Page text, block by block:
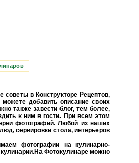
в Конструкторе Рецептов,
добавить описание своих
также завести блог, тем более,
к ним в гости. При всем этом
фотографий. Любой из наших
сервировки стола, интерьеров
фотографии на кулинарно-
Фотокулинаре можно